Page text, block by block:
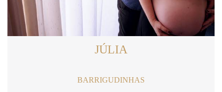
JÚLIA
BARRIGUDINHAS